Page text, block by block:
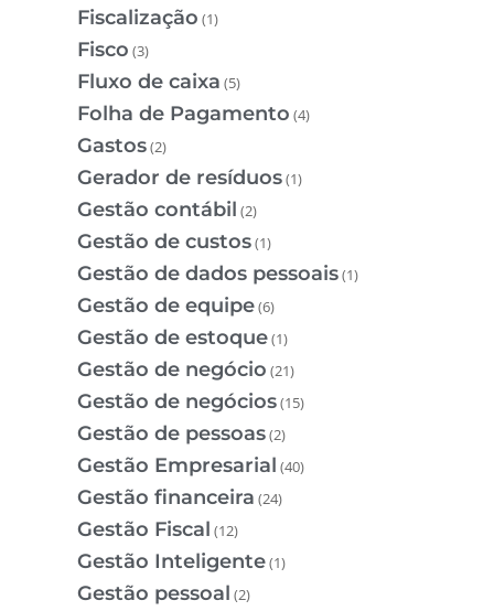
Fiscalização (1)
Fisco (3)
Fluxo de caixa (5)
Folha de Pagamento (4)
Gastos(2)
Gerador de resíduos(1)
Gestão contábil (2)
Gestão de custos(1)
Gestão de dados pessoais(1)
Gestão de equipe(6)
Gestão de estoque(1)
Gestão de negócio (21)
Gestão de negócios(15)
Gestão de pessoas(2)
Gestão Empresarial (40)
Gestão financeira (24)
Gestão Fiscal (12)
Gestão Inteligente(1)
Gestão pessoal (2)